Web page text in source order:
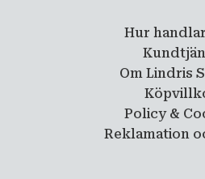
Hur
Om Lindris
Policy &
Reklamation